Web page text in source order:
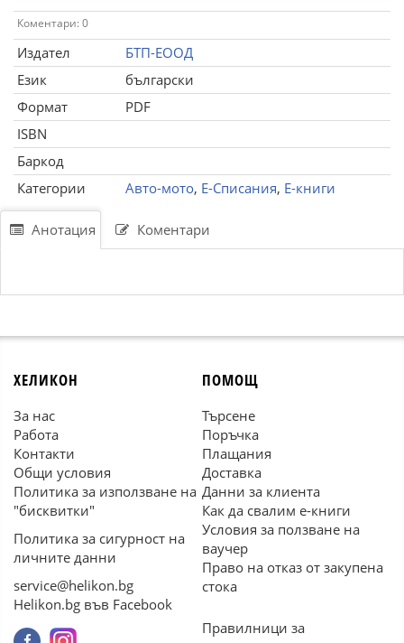
Коментари: 0
Издател
БТП-ЕООД
Език
български
Формат
PDF
ISBN
Баркод
Категории
Авто-мото, Е-Списания, Е-книги
Анотация Коментари
ХЕЛИКОН
За нас
Работа
Контакти
Общи условия
Политика за използване на
"бисквитки"
Политика за сигурност на
личните данни
service@helikon.bg
Helikon.bg във Facebook
ПОМОЩ
Търсене
Поръчка
Плащания
Доставка
Данни за клиента
Как да свалим е-книги
Условия за ползване на
ваучер
Право на отказ от закупена
стока
Правилници за